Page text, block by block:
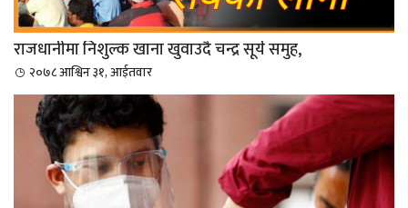
राजधानीमा निशुल्क खाना खुवाउदै चन्द्र सूर्य समुह,
२०७८ आश्विन ३१, आईतवार